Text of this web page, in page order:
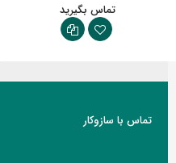
تماس بگیرید
تماس با سازوکار